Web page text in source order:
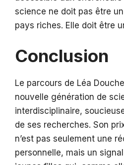
science ne doit pas être
pays riches. Elle doit être
Conclusion
Le parcours de Léa
nouvelle génération de
interdisciplinaire,
de ses recherches. Son
n’est pas seulement une
personnelle, mais un